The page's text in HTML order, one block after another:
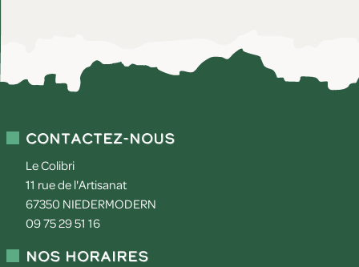
Contactez-nous
Le Colibri
11 rue de l'Artisanat
67350 NIEDERMODERN
09 75 29 51 16
Nos horaires